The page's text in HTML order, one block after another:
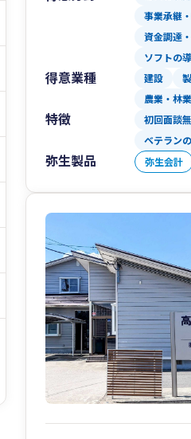
事業承継
資金調達
ソフトの
得意業種 建設
農業・林
特徴 初回面談
ベテラン
弥生製品 弥生会計